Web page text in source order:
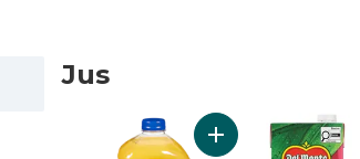
Jus
sauter Jus
Ajouter Jus